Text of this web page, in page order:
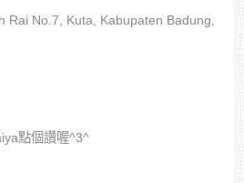
Rai No.7, Kuta, Kabupaten Badung,
點個讚喔^3^